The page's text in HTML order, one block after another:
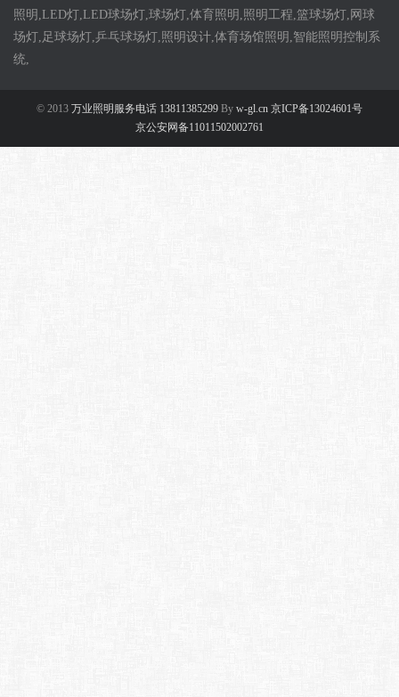
照明,LED灯,LED球场灯,球场灯,体育照明,照明工程,篮球场灯,网球
场灯,足球场灯,乒乓球场灯,照明设计,体育场馆照明,智能照明控制系
统,
© 2013 万业照明服务电话 13811385299 By w-gl.cn 京ICP备13024601号
京公安网备11011502002761